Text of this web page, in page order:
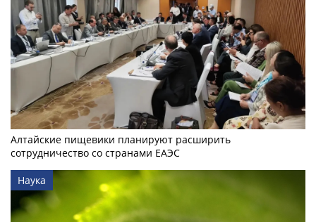
Алтайские пищевики планируют расширить
сотрудничество со странами ЕАЭС
Наука